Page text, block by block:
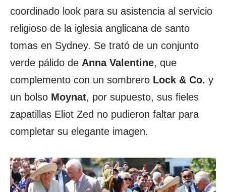
coordinado look para su asistencia al servicio
religioso de la iglesia anglicana de santo
tomas en Sydney. Se trató de un conjunto
verde pálido de Anna Valentine, que
complemento con un sombrero Lock & Co. y
un bolso Moynat, por supuesto, sus fieles
zapatillas Eliot Zed no pudieron faltar para
completar su elegante imagen.